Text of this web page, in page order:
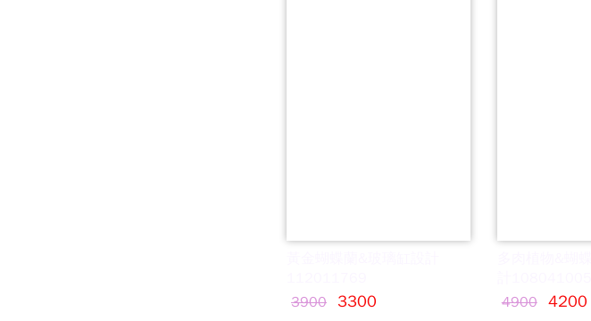
3900 3300
4900
4200